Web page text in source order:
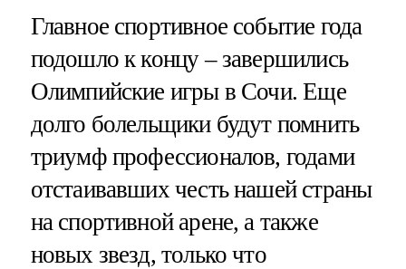
Главное спортивное событие года
подошло к концу – завершились
Олимпийские игры в Сочи. Еще
долго болельщики будут помнить
триумф профессионалов, годами
отстаивавших честь нашей страны
на спортивной арене, а также
новых звезд, только что